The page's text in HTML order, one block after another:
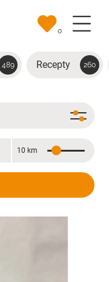
0
489 Recepty 260
Vzdálenost
10 km